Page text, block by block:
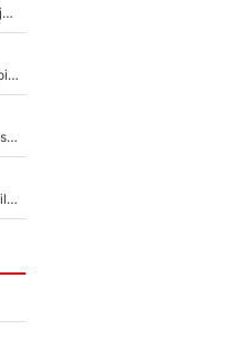
PSG : Deux gros transferts bouclés en 2027 ? L'IA prédit déjà les deux joueurs qui pourraient rejoindre Luis Enrique !
«C'est un beau salaire par rapport à 90 % des Français» : Voilà combien touchait Nelson Monfort sur France Télévisions avant de rejoindre CNews
Ferran Torres a pris sa décision concernant le PSG : Un gros club étranger prêt à relancer le feuilleton pour la signature du champion du monde 2026 !
«Il est très heureux et impatient» : Les révélations de la famille Zidane sur sa prise de pouvoir en équipe de France !